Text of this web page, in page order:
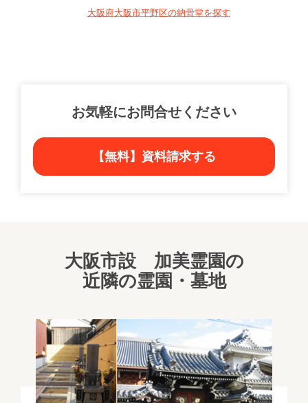
大阪府大阪市平野区の納骨堂を探す
お気軽にお問合せください
【無料】資料請求する
大阪市設 加美霊園の
近隣の霊園・墓地